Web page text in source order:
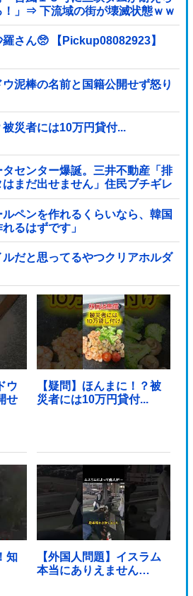
」⇒ 下流域の街が壊滅状態ｗｗ
羅さん🥺 【Pickup08082923】
泥棒の名前と国籍公開せず怒り
被災者には10万円貸付...
センター爆誕。三井不動産「排
まだ出せません」住民ブチギレ
ペンを作れるくらいなら、韓国
るはずです」
だと思ってるやつクリアホルダ
ウ
せ
【疑問】ほんまに！？被
災者には10万円貸付...
知
【外国人問題】イスラム
本当にありえません…